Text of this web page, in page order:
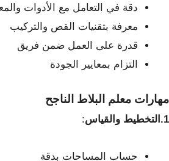
دقة في التعامل مع الأدوات
معرفة بتقنيات القص والتركيب
قدرة على العمل ضمن فريق
التزام بمعايير الجودة
مهارات معلم البلاط الناجح
1.التخطيط والقياس :
حساب المساحات بدقة